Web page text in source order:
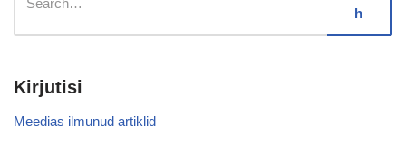
h
Kirjutisi
Meedias ilmunud artiklid